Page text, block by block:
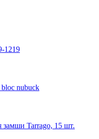
1219
bloc nubuck
Tarrago, 15 шт.